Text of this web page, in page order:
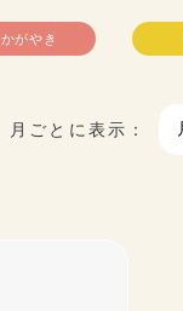
かがやき
月ごとに表示：